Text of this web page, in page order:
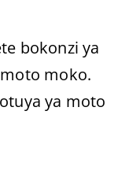
bokonzi ya
moko.
ya moto